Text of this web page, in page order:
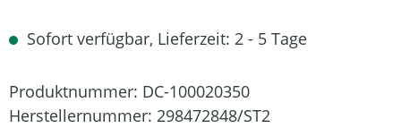
Sofort verfügbar, Lieferzeit: 2 - 5 Tage
Produktnummer: DC-100020350
Herstellernummer: 298472848/ST2